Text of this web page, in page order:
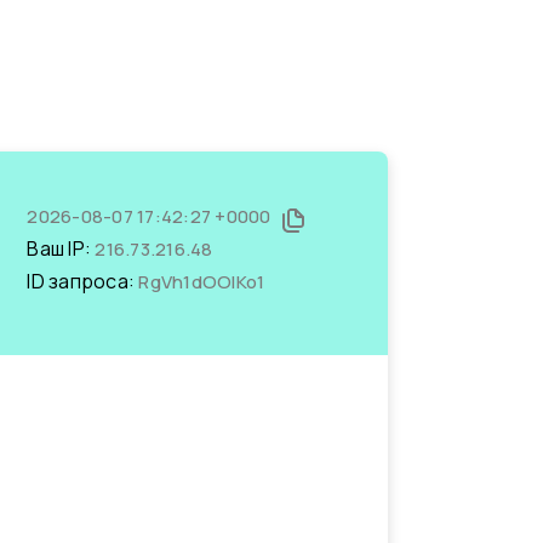
2026-08-07 17:42:27 +0000
Ваш IP:216.73.216.48
ID запроса:RgVh1dOOlKo1